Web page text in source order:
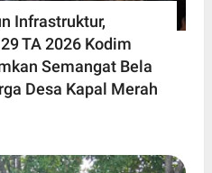
Infrastruktur,
TA 2026 Kodim
Semangat Bela
Desa Kapal Merah